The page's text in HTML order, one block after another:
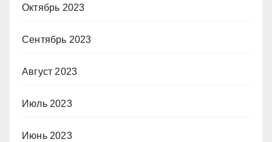
Октябрь 2023
Сентябрь 2023
Август 2023
Июль 2023
Июнь 2023